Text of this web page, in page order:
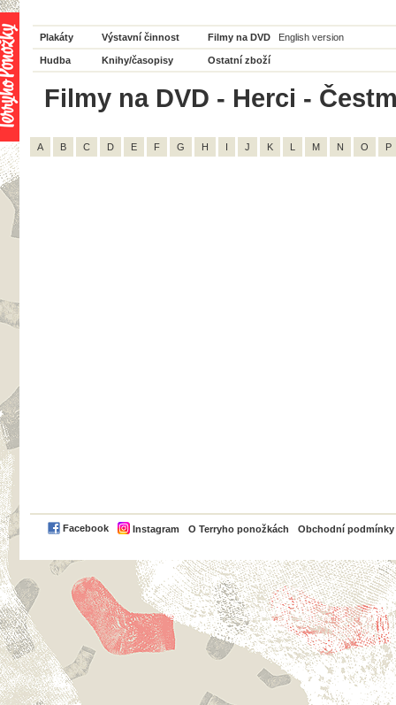
Plakáty Výstavní činnost Filmy na DVD English version
Hudba Knihy/časopisy Ostatní zboží
Filmy na DVD - Herci -
A B C D E F G H I J K L M N O P
Facebook Instagram O Terryho ponožkách Obchodní podmínky
PayPal